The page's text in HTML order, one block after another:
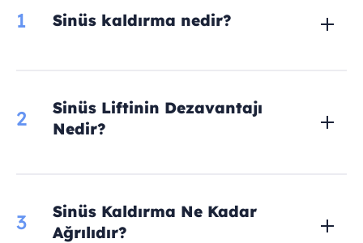
1 Sinüs kaldırma nedir?
2
Sinüs Liftinin Dezavantajı
Nedir?
3
Sinüs Kaldırma Ne Kadar
Ağrılıdır?